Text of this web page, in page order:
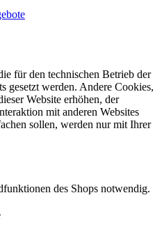
für den technischen Betrieb der
gesetzt werden. Andere Cookies,
Website erhöhen, der
mit anderen Websites
sollen, werden nur mit Ihrer
des Shops notwendig.